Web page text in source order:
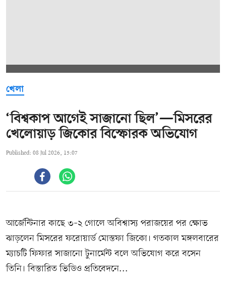
খেলা
‘বিশ্বকাপ আগেই সাজানো ছিল’—মিসরের
খেলোয়াড় জিকোর বিস্ফোরক অভিযোগ
Published: 08 Jul 2026, 15:07
আর্জেন্টিনার কাছে ৩–২ গোলে অবিশ্বাস্য পরাজয়ের পর ক্ষোভ
ঝাড়লেন মিসরের ফরোয়ার্ড মোস্তফা জিকো। গতকাল মঙ্গলবারের
ম্যাচটি ফিফার সাজানো টুনার্মেন্ট বলে অভিযোগ করে বসেন
তিনি। বিস্তারিত ভিডিও প্রতিবেদনে...